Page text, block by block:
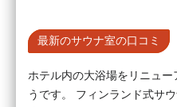
最新のサウナ室の口コミ
ホテル内の大浴場をリニュー
うです。 フィンランド式サ